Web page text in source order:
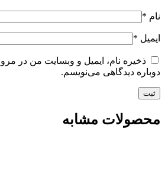
نام *
ایمیل *
ذخیره نام، ایمیل و وبسایت من در
دوباره دیدگاهی می‌نویسم.
محصولات مشابه